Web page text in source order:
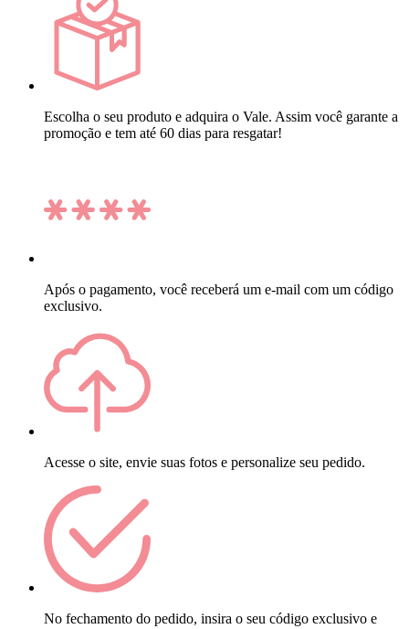
Escolha o seu produto e adquira o Vale. Assim você garante a
promoção e tem até 60 dias para resgatar!
Após o pagamento, você receberá um e-mail com um código
exclusivo.
Acesse o site, envie suas fotos e personalize seu pedido.
No fechamento do pedido, insira o seu código exclusivo e